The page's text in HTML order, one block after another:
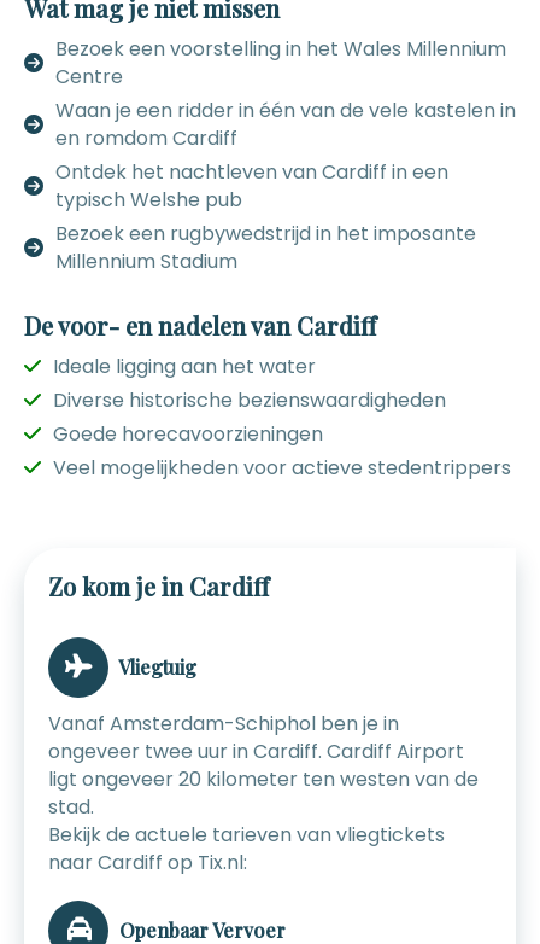
Wat mag je niet missen
Bezoek een voorstelling in het Wales Millennium
Centre
Waan je een ridder in één van de vele kastelen in
en romdom Cardiff
Ontdek het nachtleven van Cardiff in een
typisch Welshe pub
Bezoek een rugbywedstrijd in het imposante
Millennium Stadium
De voor- en nadelen van Cardiff
Ideale ligging aan het water
Diverse historische bezienswaardigheden
Goede horecavoorzieningen
Veel mogelijkheden voor actieve stedentrippers
Zo kom je in Cardiff
Vliegtuig
Vanaf Amsterdam-Schiphol ben je in
ongeveer twee uur in Cardiff. Cardiff Airport
ligt ongeveer 20 kilometer ten westen van de
stad.
Bekijk de actuele tarieven van vliegtickets
naar Cardiff op Tix.nl:
Openbaar Vervoer